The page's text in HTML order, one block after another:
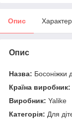
Опис
Опис
Назва: Босоніжки
Країна виробник:
Виробник: Yalike
Категорія: Для